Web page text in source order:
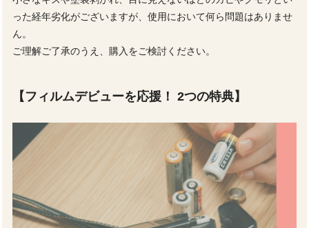
った経年劣化がございますが、使用において何ら問題はありませ
ん。
ご理解ご了承のうえ、購入をご検討ください。
【フィルムデビューを応援！ 2つの特典】